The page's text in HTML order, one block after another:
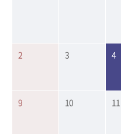
2 3 4
9 10 11